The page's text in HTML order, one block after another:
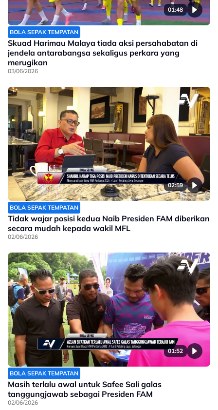
01:48
BOLA SEPAK TEMPATAN
Skuad Harimau Malaya tiada aksi persahabatan di
jendela antarabangsa sekaligus perkara yang
merugikan
03/06/2026
02:59
BOLA SEPAK TEMPATAN
Tidak wajar posisi kedua Naib Presiden FAM diberikan
secara mudah kepada wakil MFL
02/06/2026
01:52
BOLA SEPAK TEMPATAN
Masih terlalu awal untuk Safee Sali galas
tanggungjawab sebagai Presiden FAM
02/06/2026